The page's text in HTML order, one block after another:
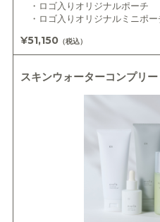
・ロゴ入りオリジナルポーチ
・ロゴ入りオリジナルミニポー
¥51,150（税込）
スキンウォーターコンプリー